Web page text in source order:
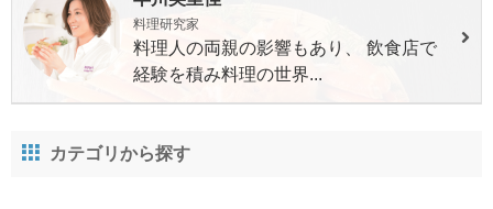
料理研究家
料理人の両親の影響もあり、 飲食店で
経験を積み料理の世界...
カテゴリから探す